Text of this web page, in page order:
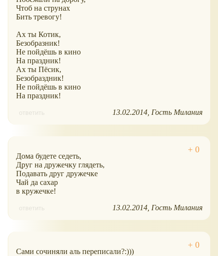
Чтоб на струнах
Бить тревогу!
Ах ты Котик,
Безобразник!
Не пойдёшь в кино
На праздник!
Ах ты Пёсик,
Безобраздник!
Не пойдёшь в кино
На праздник!
ответить 13.02.2014 Гость Милания
Дома будете седеть,
Друг на дружечку глядеть,
Подавать друг дружечке
Чай да сахар
в кружечке!
ответить 13.02.2014 Гость Милания
Сами сочиняли аль переписали?:)))